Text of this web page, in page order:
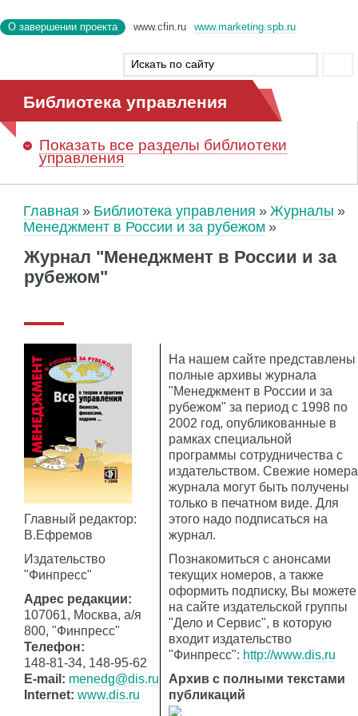
О завершении проекта www.cfin.ru www.marketing.spb.ru
Библиотека управления
Показать все разделы библиотеки
управления
Главная Библиотека управления
Журналы
Менеджмент в России и за рубежом
Журнал "Менеджмент в России и за
рубежом"
Главный редактор:
B.Ефремов
Издательство
"Финпресс"
Адрес редакции:
107061, Москва, а/я
800, "Финпресс"
Телефон:
148-81-34, 148-95-62
E-mail: menedg@dis.ru
Internet: www.dis.ru
На нашем сайте представлены
полные архивы журнала
"Менеджмент в России и за
рубежом" за период с 1998 по
2002 год, опубликованные в
рамках специальной
программы сотрудничества с
издательством. Свежие номера
журнала могут быть получены
только в печатном виде. Для
этого надо подписаться на
журнал.
Познакомиться с анонсами
текущих номеров, а также
оформить подписку, Вы можете
на сайте издательской группы
"Дело и Сервис", в которую
входит издательство
"Финпресс": http://www.dis.ru
Архив с полными текстами
публикаций